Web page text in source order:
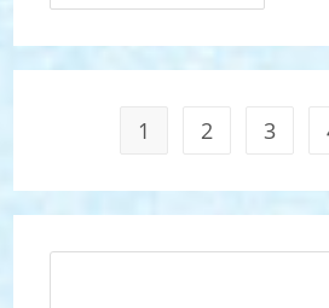
Projet
2024
1 2 3